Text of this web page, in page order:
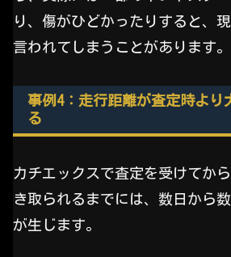
り、傷がひどかったりすると、
言われてしまうことがあります。
事例4：走行距離が査定時より
る
カチエックスで査定を受けてか
き取られるまでには、数日から
が生じます。